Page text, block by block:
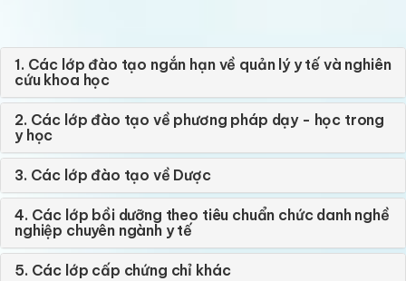
1. Các lớp đào tạo ngắn hạn về quản lý y tế và nghiên
cứu khoa học
2. Các lớp đào tạo về phương pháp dạy - học trong
y học
3. Các lớp đào tạo về Dược
4. Các lớp bồi dưỡng theo tiêu chuẩn chức danh nghề
nghiệp chuyên ngành y tế
5. Các lớp cấp chứng chỉ khác